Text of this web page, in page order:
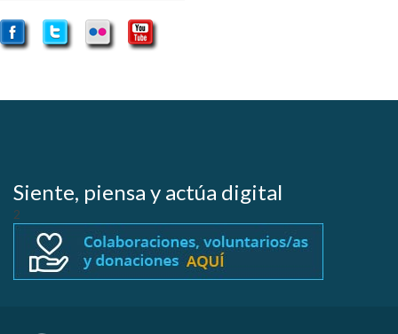
Siente, piensa y actúa digital
2